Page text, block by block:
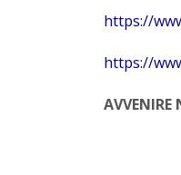
https://
https://
AVVENIRE